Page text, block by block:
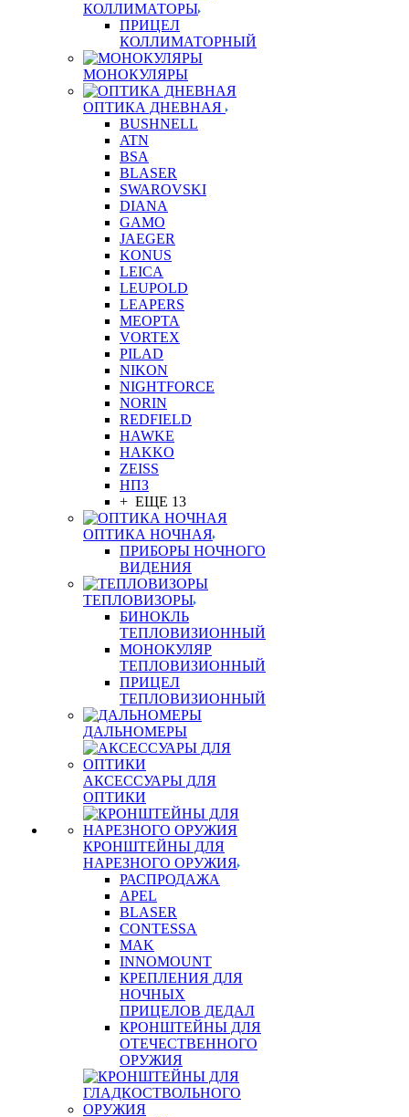
КОЛЛИМАТОРЫ
ПРИЦЕЛ
КОЛЛИМАТОРНЫЙ
МОНОКУЛЯРЫ
ОПТИКА ДНЕВНАЯ
BUSHNELL
ATN
BSA
BLASER
SWAROVSKI
DIANA
GAMO
JAEGER
KONUS
LEICA
LEUPOLD
LEAPERS
MEOPTA
VORTEX
PILAD
NIKON
NIGHTFORCE
NORIN
REDFIELD
HAWKE
HAKKO
ZEISS
НПЗ
+ ЕЩЕ 13
ОПТИКА НОЧНАЯ
ПРИБОРЫ НОЧНОГО
ВИДЕНИЯ
ТЕПЛОВИЗОРЫ
БИНОКЛЬ
ТЕПЛОВИЗИОННЫЙ
МОНОКУЛЯР
ТЕПЛОВИЗИОННЫЙ
ПРИЦЕЛ
ТЕПЛОВИЗИОННЫЙ
ДАЛЬНОМЕРЫ
АКСЕССУАРЫ ДЛЯ
ОПТИКИ
КРОНШТЕЙНЫ ДЛЯ
НАРЕЗНОГО ОРУЖИЯ
РАСПРОДАЖА
APEL
BLASER
CONTESSA
MAK
INNOMOUNT
КРЕПЛЕНИЯ ДЛЯ
НОЧНЫХ
ПРИЦЕЛОВ ДЕДАЛ
КРОНШТЕЙНЫ ДЛЯ
ОТЕЧЕСТВЕННОГО
ОРУЖИЯ